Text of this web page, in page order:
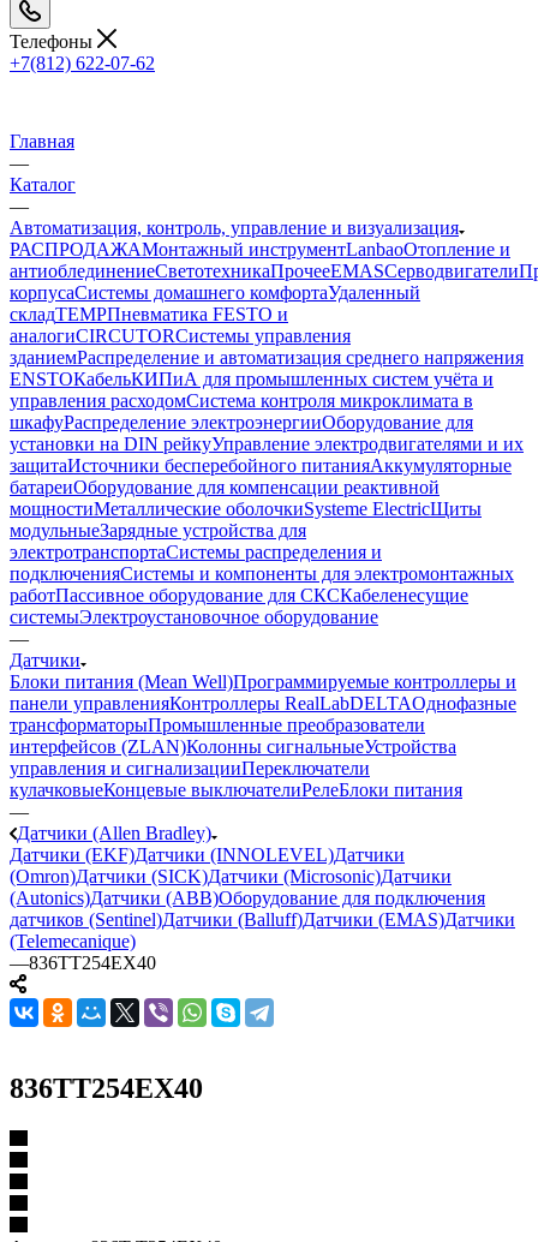
Телефоны
+7(812) 622-07-62
Главная
—
Каталог
—
Автоматизация, контроль, управление и визуализация
РАСПРОДАЖАМонтажный инструментLanbaoОтопление и
антиоблединениеСветотехникаПрочееEMASCерводвигатели
корпусаСистемы домашнего комфортаУдаленный
складTEMPПневматика FESTO и
аналогиCIRCUTORСистемы управления
зданиемРаспределение и автоматизация среднего напряжения
ENSTOКабельКИПиА для промышленных систем учёта и
управления расходомСистема контроля микроклимата в
шкафуРаспределение электроэнергииОборудование для
установки на DIN рейкуУправление электродвигателями и их
защитаИсточники бесперебойного питанияАккумуляторные
батареиОборудование для компенсации реактивной
мощностиМеталлические оболочкиSysteme ElectricЩиты
модульныеЗарядные устройства для
электротранспортаСистемы распределения и
подключенияСистемы и компоненты для электромонтажных
работПассивное оборудование для СКСКабеленесущие
системыЭлектроустановочное оборудование
—
Датчики
Блоки питания (Mean Well)Программируемые контроллеры и
панели управленияКонтроллеры RealLabDELTAОднофазные
трансформаторыПромышленные преобразователи
интерфейсов (ZLAN)Колонны сигнальныеУстройства
управления и сигнализацииПереключатели
кулачковыеКонцевые выключателиРелеБлоки питания
—
Датчики (Allen Bradley)
Датчики (EKF)Датчики (INNOLEVEL)Датчики
(Omron)Датчики (SICK)Датчики (Microsonic)Датчики
(Autonics)Датчики (ABB)Оборудование для подключения
датчиков (Sentinel)Датчики (Balluff)Датчики (EMAS)Датчики
(Telemecanique)
—836TT254EX40
836TT254EX40